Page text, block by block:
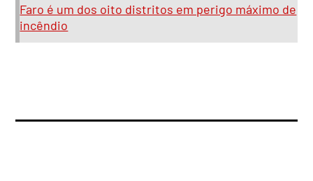
Faro é um dos oito distritos em perigo máximo de
incêndio